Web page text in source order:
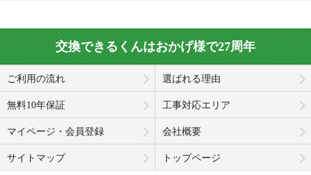
交換できるくんはおかげ様で27周年
ご利用の流れ 選ばれる理由
無料10年保証 工事対応エリア
マイページ・会員登録 会社概要
サイトマップ トップページ